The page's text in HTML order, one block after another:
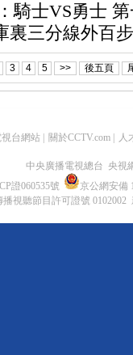
騎士VS勇士
裏三分線外百
3 4 5 >> 後五頁
台網站 關於CCTV.com 人
中央廣播電視總台 央視
證060535號
京公網安備
播視聽節目許可證號 0102002